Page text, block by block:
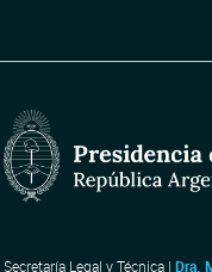
Secretaría Legal y Técnica | Dra.